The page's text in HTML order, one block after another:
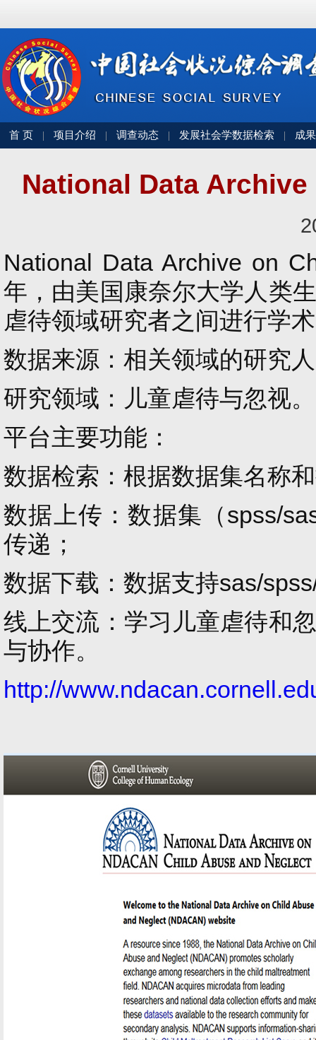
首 页 项目介绍 调查动态 发展社会学数据检索 成
National Data
National Data Archive on
年，由美国康奈尔大学人类
虐待领域研究者之间进行学
数据来源：相关领域的研究
研究领域：儿童虐待与忽视。
平台主要功能：
数据检索：根据数据集名称
数据上传：数据集（spss/
传递；
数据下载：数据支持sas/spss
线上交流：学习儿童虐待和
与协作。
http://